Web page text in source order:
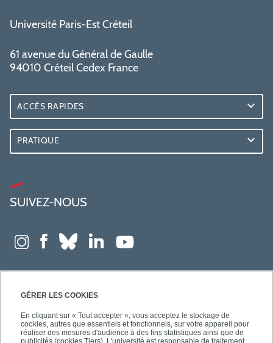
GÉRER LES COOKIES
En cliquant sur « Tout accepter », vous acceptez le stockage de
cookies, autres que essentiels et fonctionnels, sur votre appareil pour
réaliser des mesures d'audience à des fins statistiques ainsi que de
Université Paris-Est Créteil
61 avenue du Général de Gaulle
94010 Créteil Cedex France
ACCÈS RAPIDES
PRATIQUE
SUIVEZ-NOUS